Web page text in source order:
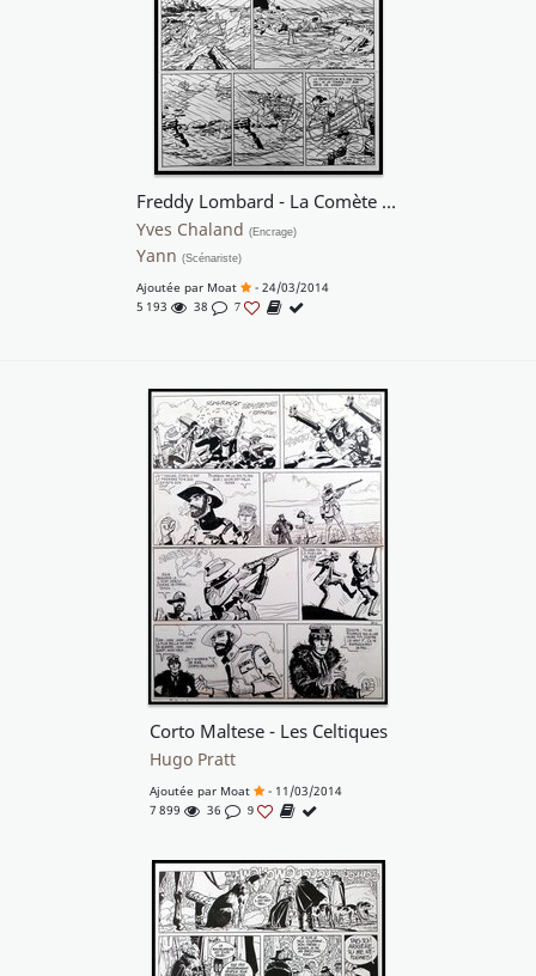
Freddy Lombard - La Comète de Carthage
Yves Chaland (Encrage)
Yann (Scénariste)
Ajoutée par Moat
- 24/03/2014
5 193
38 7
Corto Maltese - Les Celtiques
Hugo Pratt
Ajoutée par Moat
- 11/03/2014
7 899
36 9